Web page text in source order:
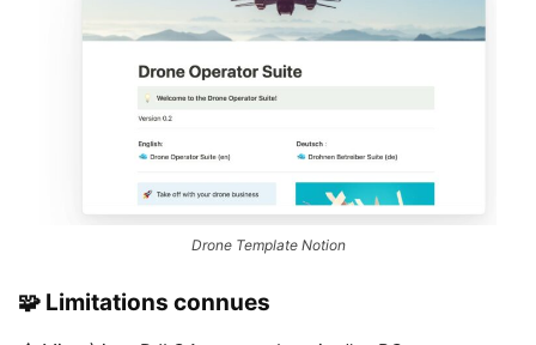
Drone Template Notion
🧩 Limitations connues